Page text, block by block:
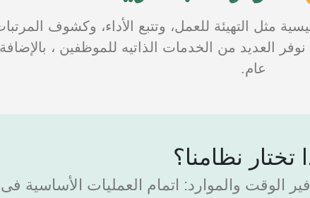
مثل التهيئة للعمل، وتتبع الأداء، وكشوف
العديد من الخدمات الذاتيه للموظفين ،
عام.
تختار نظامنا؟
الوقت والموارد: اتمام العمليات الأساسية